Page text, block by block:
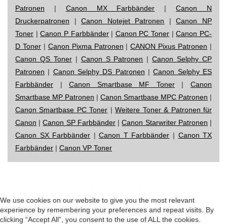
Patronen | Canon MX Farbbänder |Canon N
Druckerpatronen |Canon Notejet Patronen |Canon NP
Toner |Canon P Farbbänder| Canon PC Toner |Canon PC-
D Toner| Canon Pixma Patronen |CANON Pixus Patronen |
Canon QS Toner| Canon S Patronen |Canon Selphy CP
Patronen | Canon Selphy DS Patronen |Canon Selphy ES
Farbbänder |Canon Smartbase MF Toner|Canon
Smartbase MP Patronen | Canon Smartbase MPC Patronen |
Canon Smartbase PC Toner |Weitere Toner & Patronen für
Canon |Canon SP Farbbänder|Canon Starwriter Patronen |
Canon SX Farbbänder |Canon T Farbbänder | Canon TX
Farbbänder | Canon VP Toner
We use cookies on our website to give you the most relevant
experience by remembering your preferences and repeat visits. By
clicking “Accept All”, you consent to the use of ALL the cookies.